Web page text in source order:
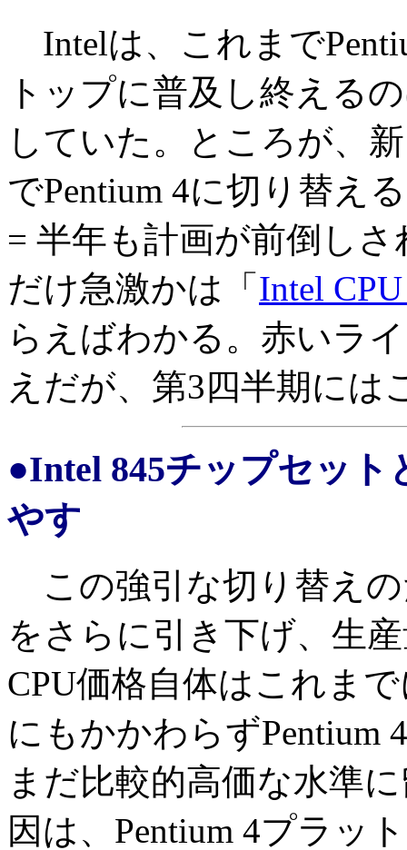
Intelは、これまで
トップに普及し終える
していた。ところが、
でPentium 4に切り替え
= 半年も計画が前倒し
だけ急激かは「 Intel
らえばわかる。赤いラ
えだが、第3四半期には
●Intel 845チップセット
やす
この強引な切り替えの
をさらに引き下げ、生
CPU価格自体はこれま
にもかかわらずPentium
まだ比較的高価な水準
因は、Pentium 4プラッ